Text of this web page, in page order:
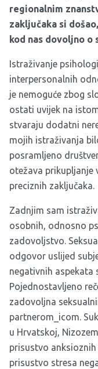
regionalnim
zaključaka si
kod nas dovoljno o
Istraživanje
interpersonalnih
je nemoguće zbog
ostati uvijek na
stvaraju dodatni
mojih istraživanja
posramljeno
otežava prikupljanje
preciznih zaključaka.
Zadnjim sam
osobnih, odnosno
zadovoljstvo.
odgovor uslijed
negativnih aspekata
Pojednostavljeno
zadovoljna
partnerom_icom.
u Hrvatskoj,
prisustvo
prisustvo stresa